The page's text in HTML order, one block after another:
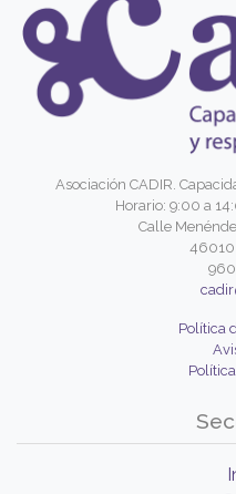
Asociación CADIR.
Horario: 9:00 a
Calle
46010
Política